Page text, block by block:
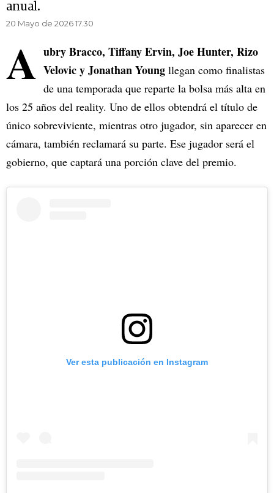
anual.
20 Mayo de 2026 17.30
A ubry Bracco, Tiffany Ervin, Joe Hunter, Rizo
Velovic y Jonathan Young llegan como finalistas
de una temporada que reparte la bolsa más alta en
los 25 años del reality. Uno de ellos obtendrá el título de
único sobreviviente, mientras otro jugador, sin aparecer en
cámara, también reclamará su parte. Ese jugador será el
gobierno, que captará una porción clave del premio.
Ver esta publicación en Instagram